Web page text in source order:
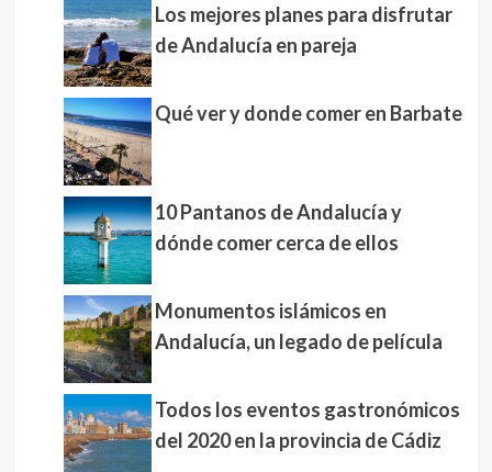
Los mejores planes para disfrutar
de Andalucía en pareja
Qué ver y donde comer en Barbate
10 Pantanos de Andalucía y
dónde comer cerca de ellos
Monumentos islámicos en
Andalucía, un legado de película
Todos los eventos gastronómicos
del 2020 en la provincia de Cádiz